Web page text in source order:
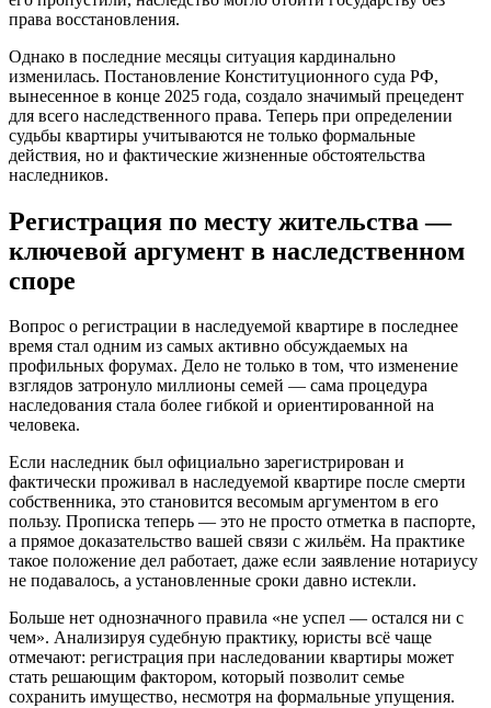
права восстановления.
Однако в последние месяцы ситуация кардинально
изменилась. Постановление Конституционного суда РФ,
вынесенное в конце 2025 года, создало значимый прецедент
для всего наследственного права. Теперь при определении
судьбы квартиры учитываются не только формальные
действия, но и фактические жизненные обстоятельства
наследников.
Регистрация по месту жительства —
ключевой аргумент в наследственном
споре
Вопрос о регистрации в наследуемой квартире в последнее
время стал одним из самых активно обсуждаемых на
профильных форумах. Дело не только в том, что изменение
взглядов затронуло миллионы семей — сама процедура
наследования стала более гибкой и ориентированной на
человека.
Если наследник был официально зарегистрирован и
фактически проживал в наследуемой квартире после смерти
собственника, это становится весомым аргументом в его
пользу. Прописка теперь — это не просто отметка в паспорте,
а прямое доказательство вашей связи с жильём. На практике
такое положение дел работает, даже если заявление нотариусу
не подавалось, а установленные сроки давно истекли.
Больше нет однозначного правила «не успел — остался ни с
чем». Анализируя судебную практику, юристы всё чаще
отмечают: регистрация при наследовании квартиры может
стать решающим фактором, который позволит семье
сохранить имущество, несмотря на формальные упущения.